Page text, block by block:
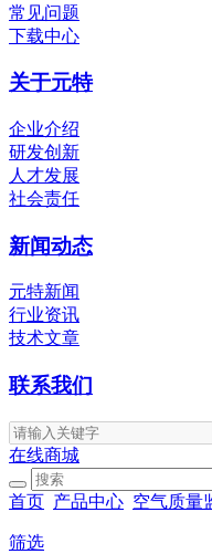
常见问题
下载中心
关于元特
企业介绍
研发创新
人才发展
社会责任
新闻动态
元特新闻
行业资讯
技术文章
联系我们
在线商城
首页 产品中心 空气质量
筛选